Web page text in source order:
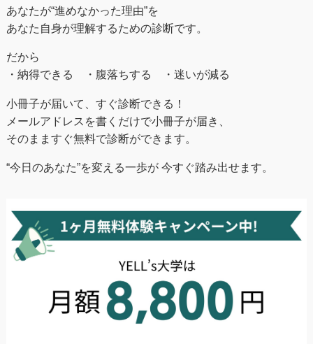
あなたが“進めなかった理由”を
あなた自身が理解するための診断です。
だから
・納得できる ・腹落ちする ・迷いが減る
小冊子が届いて、すぐ診断できる！
メールアドレスを書くだけで小冊子が届き、
そのまますぐ無料で診断ができます。
“今日のあなた”を変える一歩が 今すぐ踏み出せます。